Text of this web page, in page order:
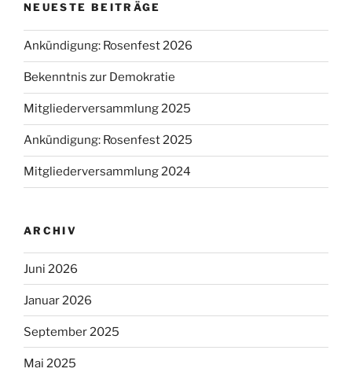
NEUESTE BEITRÄGE
Ankündigung: Rosenfest 2026
Bekenntnis zur Demokratie
Mitgliederversammlung 2025
Ankündigung: Rosenfest 2025
Mitgliederversammlung 2024
ARCHIV
Juni 2026
Januar 2026
September 2025
Mai 2025